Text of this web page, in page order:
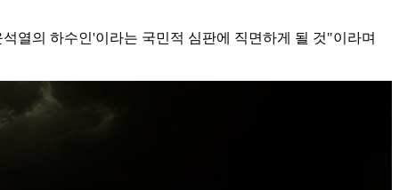
열의 하수인'이라는 국민적 심판에 직면하게 될 것"이라며